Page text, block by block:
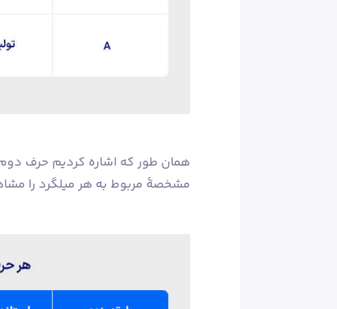
همان طور که اشاره کردیم حرف دوم
مشخصۀ مربوط به هر میلگرد را